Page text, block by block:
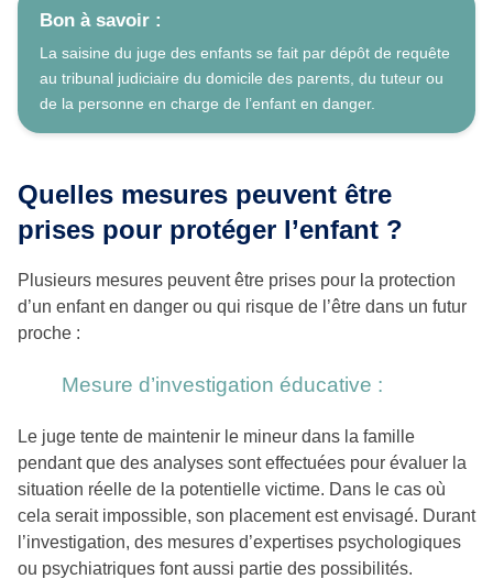
Bon à savoir :
La saisine du juge des enfants se fait par dépôt de requête
au tribunal judiciaire du domicile des parents, du tuteur ou
de la personne en charge de l’enfant en danger.
Quelles mesures peuvent être
prises pour protéger l’enfant ?
Plusieurs mesures peuvent être prises pour la protection
d’un enfant en danger ou qui risque de l’être dans un futur
proche :
Mesure d’investigation éducative :
Le juge tente de maintenir le mineur dans la famille
pendant que des analyses sont effectuées pour évaluer la
situation réelle de la potentielle victime. Dans le cas où
cela serait impossible, son placement est envisagé. Durant
l’investigation, des mesures d’expertises psychologiques
ou psychiatriques font aussi partie des possibilités.